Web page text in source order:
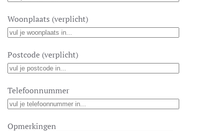
Woonplaats (verplicht)
Postcode (verplicht)
Telefoonnummer
Opmerkingen